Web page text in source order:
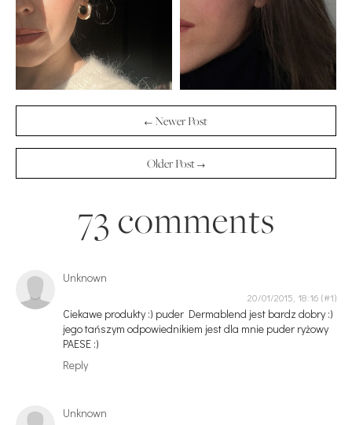
← Newer Post
Older Post →
73 comments
Unknown
20/01/2015, 18:16
Ciekawe produkty :) puder Dermablend jest bardz dobry :)
jego tańszym odpowiednikiem jest dla mnie puder ryżowy
PAESE :)
Reply
Unknown